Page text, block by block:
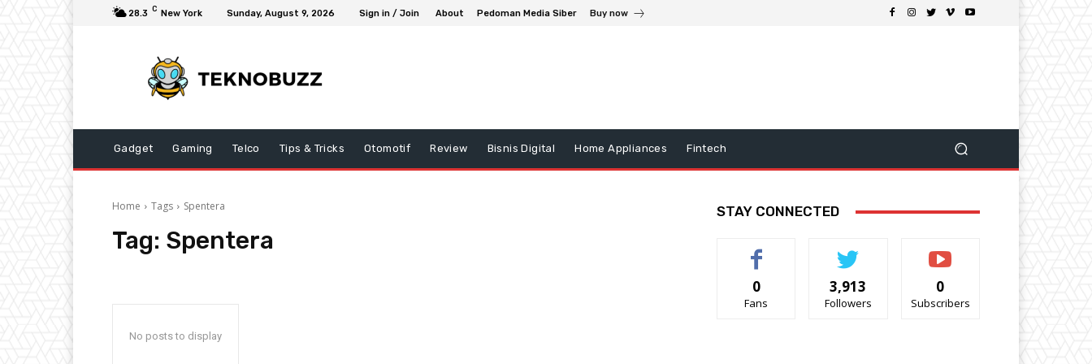
28.3 C New York Sunday, August 9, 2026 Sign in / Join About Pedoman Media Siber Buy now
Gadget Gaming Telco Tips & Tricks Otomotif Review Bisnis Digital Home Appliances Fintech
Home Tags Spentera
Tag: Spentera
No posts to display
STAY CONNECTED
0
Fans
3,913
Followers
0
Subscribers